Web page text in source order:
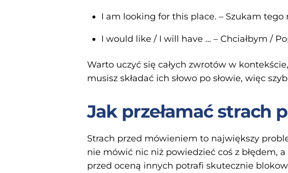
I am looking for this place. – Szukam tego
I would like / I will have … – Chciałbym /
Warto uczyć się całych zwrotów w
musisz składać ich słowo po słowie, więc
Jak przełamać strach
Strach przed mówieniem to największy
nie mówić nic niż powiedzieć coś z błędem,
przed oceną innych potrafi skutecznie